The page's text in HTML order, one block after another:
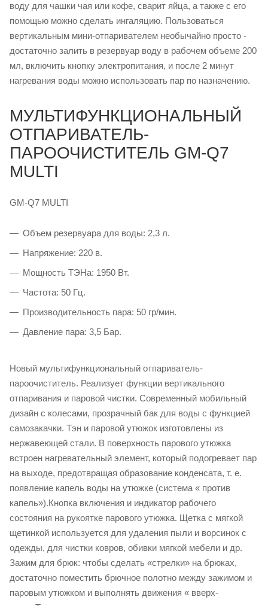
воду для чашки чая или кофе, сварит яйца, а также с его
помощью можно сделать ингаляцию. Пользоваться
вертикальным мини-отпаривателем необычайно просто -
достаточно залить в резервуар воду в рабочем объеме 200
мл, включить кнопку электропитания, и после 2 минут
нагревания воды можно использовать пар по назначению.
МУЛЬТИФУНКЦИОНАЛЬНЫЙ
ОТПАРИВАТЕЛЬ-
ПАРООЧИСТИТЕЛЬ GM-Q7
MULTI
GM-Q7 MULTI
Объем резервуара для воды: 2,3 л.
Напряжение: 220 в.
Мощность ТЭНа: 1950 Вт.
Частота: 50 Гц.
Производительность пара: 50 гр/мин.
Давление пара: 3,5 Бар.
Новый мультифункциональный отпариватель-
пароочиститель. Реализует функции вертикального
отпаривания и паровой чистки. Современный мобильный
дизайн с колесами, прозрачный бак для воды с функцией
самозакачки. Тэн и паровой утюжок изготовлены из
нержавеющей стали. В поверхность парового утюжка
встроен нагревательный элемент, который подогревает пар
на выходе, предотвращая образование конденсата, т. е.
появление капель воды на утюжке (система « против
капель»).Кнопка включения и индикатор рабочего
состояния на рукоятке парового утюжка. Щетка с мягкой
щетинкой используется для удаления пыли и ворсинок с
одежды, для чистки ковров, обивки мягкой мебели и др.
Зажим для брюк: чтобы сделать «стрелки» на брюках,
достаточно поместить брючное полотно между зажимом и
паровым утюжком и выполнять движения « вверх-